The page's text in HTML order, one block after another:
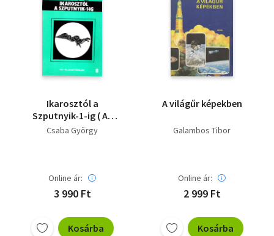
Ikarosztól a
Szputnyik-1-ig ( Az
űrkutatás
Csaba György
Online ár:
3 990 Ft
Kosárba
A világűr képekben
Galambos Tibor
Online ár:
2 999 Ft
Kosárba